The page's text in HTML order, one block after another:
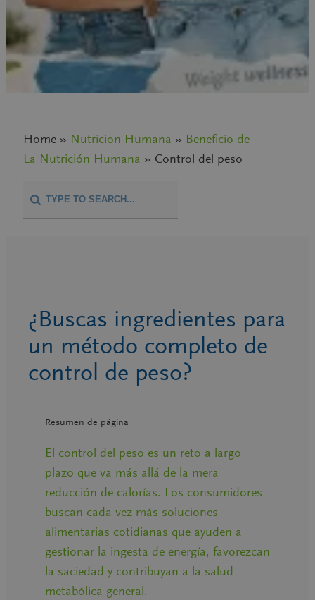
Home » Nutricion Humana » Beneficio de
La Nutrición Humana » Control del peso
¿Buscas ingredientes para
un método completo de
control de peso?
Resumen de página
El control del peso es un reto a largo
plazo que va más allá de la mera
reducción de calorías. Los consumidores
buscan cada vez más soluciones
alimentarias cotidianas que ayuden a
gestionar la ingesta de energía, favorezcan
la saciedad y contribuyan a la salud
metabólica general.